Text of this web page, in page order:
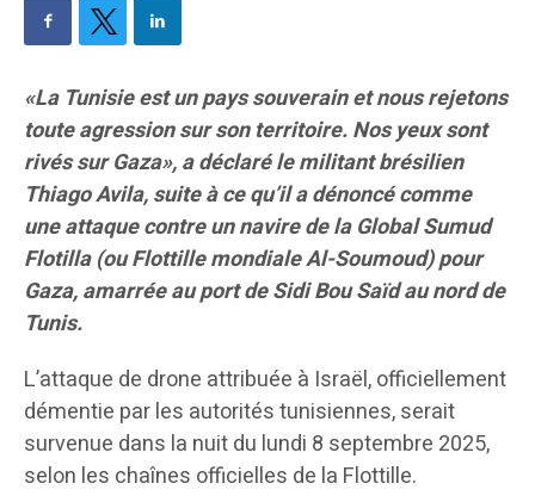
«La Tunisie est un pays souverain et nous rejetons
toute agression sur son territoire. Nos yeux sont
rivés sur Gaza», a déclaré le militant brésilien
Thiago Avila, suite à ce qu’il a dénoncé comme
une attaque contre un navire de la Global Sumud
Flotilla (ou Flottille mondiale Al-Soumoud) pour
Gaza, amarrée au port de Sidi Bou Saïd au nord de
Tunis.
L’attaque de drone attribuée à Israël, officiellement
démentie par les autorités tunisiennes, serait
survenue dans la nuit du lundi 8 septembre 2025,
selon les chaînes officielles de la Flottille.